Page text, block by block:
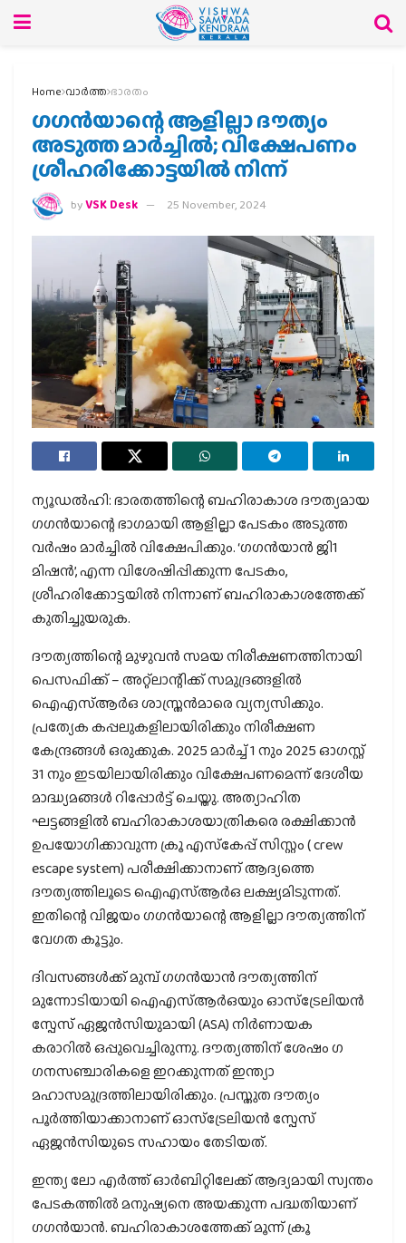
Home വാര്‍ത്ത ഭാരതം
ഗഗൻയാന്റെ ആളില്ലാ ദൗത്യം
അടുത്ത മാർച്ചിൽ; വിക്ഷേപണം
ശ്രീഹരിക്കോട്ടയിൽ നിന്ന്
byVSK Desk 25 November, 2024
ന്യൂഡൽഹി: ​ഭാരതത്തിന്റെ ബഹിരാകാശ ദൗത്യമായ
ഗഗൻയാന്റെ ഭാ​ഗമായി ആളില്ലാ പേടകം അടുത്ത
വർഷം മാർച്ചിൽ വിക്ഷേപിക്കും. ‘ഗഗൻയാൻ ജി1
മിഷൻ’, എന്ന വിശേഷിപ്പിക്കുന്ന പേടകം,
ശ്രീഹരിക്കോട്ടയിൽ നിന്നാണ് ബഹിരാകാശത്തേക്ക്
കുതിച്ചുയരുക.
ദൗത്യത്തിന്റെ മുഴുവൻ സമയ നിരീക്ഷണത്തിനായി
പെസഫിക്ക് – അറ്റ്ലാന്റിക്ക് സമുദ്രങ്ങളിൽ
ഐഎസ്ആർഒ ശാസ്ത്രൻമാരെ വ്യന്യസിക്കും.
പ്രത്യേക കപ്പലുകളിലായിരിക്കും നിരീക്ഷണ
കേന്ദ്രങ്ങൾ ഒരുക്കുക. 2025 മാർച്ച് 1 നും 2025 ഓഗസ്റ്റ്
31 നും ഇടയിലായിരിക്കും വിക്ഷേപണമെന്ന് ദേശീയ
മാദ്ധ്യമങ്ങൾ റിപ്പോർട്ട് ചെയ്തു. അത്യാഹിത
ഘട്ടങ്ങളിൽ ബഹിരാകാശയാത്രികരെ രക്ഷിക്കാൻ
ഉപയോഗിക്കാവുന്ന ക്രൂ എസ്‌കേപ്പ് സിസ്റ്റം ( crew
escape system) പരീക്ഷിക്കാനാണ് ആദ്യത്തെ
ദൗത്യത്തിലൂടെ ഐഎസ്ആർഒ ലക്ഷ്യമിടുന്നത്.
ഇതിന്റെ വിജയം ​ഗ​ഗൻയാന്റെ ആളില്ലാ ദൗത്യത്തിന്
വേ​ഗത കൂട്ടും.
ദിവസങ്ങൾക്ക് മുമ്പ് ഗഗൻയാൻ ദൗത്യത്തിന്
മുന്നോടിയായി ഐഎസ്ആർഒയും ഓസ്ട്രേലിയൻ
സ്പേസ് ഏജൻസിയുമായി (ASA) നിർണായക
കരാറിൽ ഒപ്പുവെച്ചിരുന്നു. ദൗത്യത്തിന് ശേഷം ​ഗ​
ഗനസഞ്ചാരികളെ ഇറക്കുന്നത് ഇന്ത്യാ
മഹാസമുദ്രത്തിലായിരിക്കും. പ്രസ്തുത ദൗത്യം
പൂർത്തിയാക്കാനാണ് ഓസ്ട്രേലിയൻ സ്പേസ്
ഏജൻസിയുടെ സഹായം തേടിയത്.
ഇന്ത്യ ലോ എർത്ത് ഓർബിറ്റിലേക്ക് ആദ്യമായി സ്വന്തം
പേടകത്തിൽ മനുഷ്യനെ അയക്കുന്ന പദ്ധതിയാണ്
ഗഗൻയാൻ. ബഹിരാകാശത്തേക്ക് മൂന്ന് ക്രൂ